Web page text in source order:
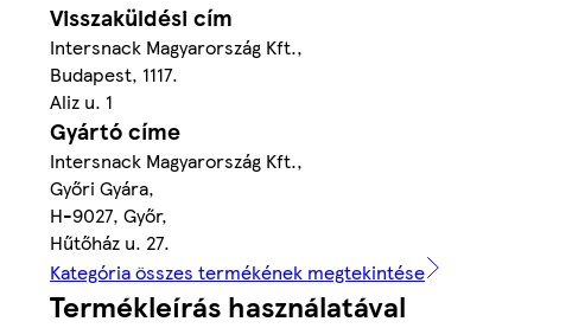
Visszaküldési cím
Intersnack Magyarország Kft.,
Budapest, 1117.
Aliz u. 1
Gyártó címe
Intersnack Magyarország Kft.,
Győri Gyára,
H-9027, Győr,
Hűtőház u. 27.
Kategória összes termékének megtekintése
Termékleírás használatával